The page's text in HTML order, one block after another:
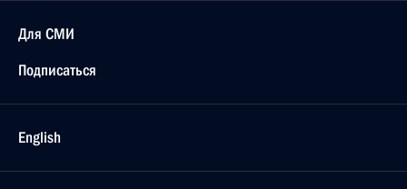
Для СМИ
Подписаться
English